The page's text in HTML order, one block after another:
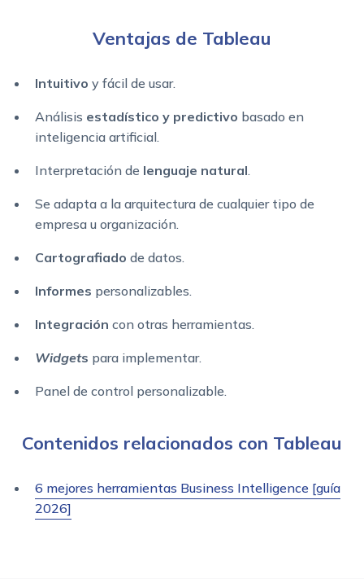
Ventajas de Tableau
Intuitivo y fácil de usar.
Análisis estadístico y predictivo basado en
inteligencia artificial.
Interpretación de lenguaje natural
Se adapta a la arquitectura de cualquier tipo de
empresa u organización.
Cartografiado de datos.
Informes personalizables.
Integración con otras herramientas.
Widgets para implementar.
Panel de control personalizable.
Contenidos relacionados con Tableau
6 mejores herramientas Business Intelligence [guía
2026]